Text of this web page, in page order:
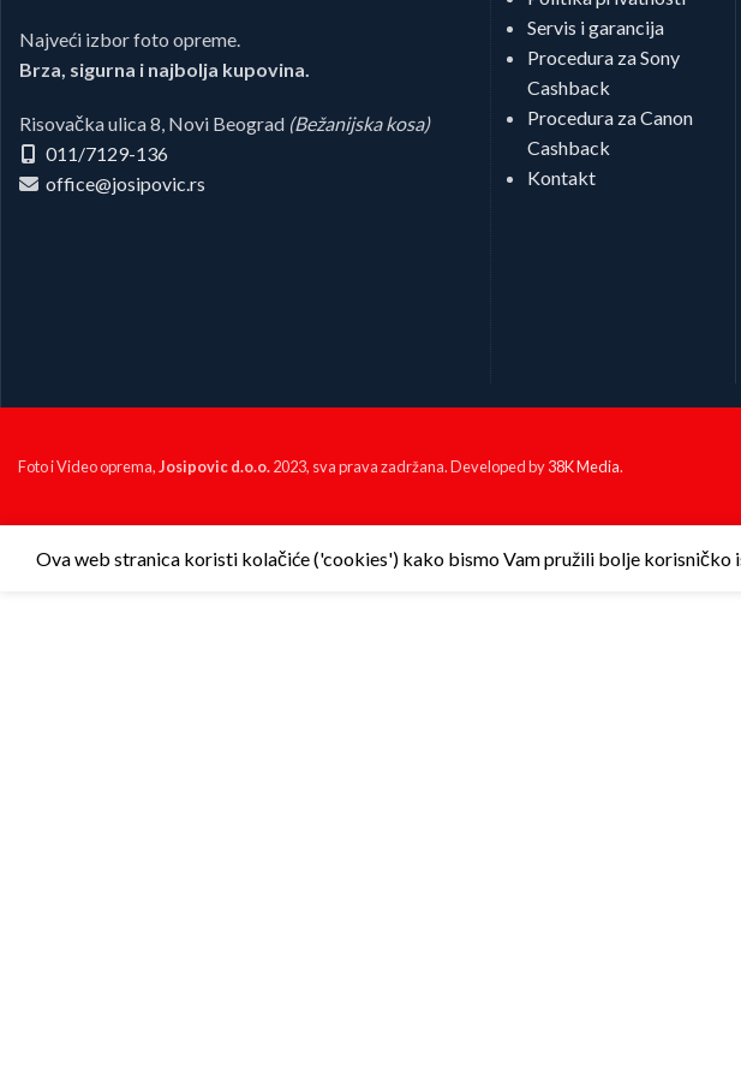
Najveći izbor foto opreme.
Brza, sigurna i najbolja kupovina.
Risovačka ulica 8, Novi Beograd (Bežanijska kosa)
011/7129-136
office@josipovic.rs
Servis i garancija
Procedura za Sony
Cashback
Procedura za Canon
Cashback
Kontakt
Foto i Video oprema,Josipovic d.o.o.2023, sva prava zadržana. Developed by38K Media.
Ova web stranica koristi kolačiće ('cookies') kako bismo Vam pružili bolje